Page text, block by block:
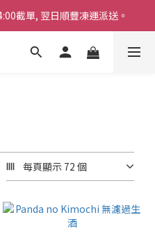
截單, 翌日順豐凍運派送。
截單, 翌日順豐凍運派送。
Match)」$698 任選 4 支
截單, 翌日順豐凍運派送。
每頁顯示 72 個